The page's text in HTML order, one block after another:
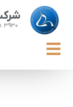
3930